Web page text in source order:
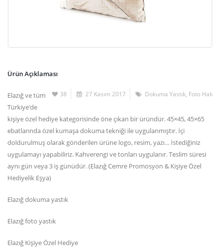
Ürün Açıklaması
38 27 Kasım 2017 Dokuma Yastık Foto Halı
Elazığ ve tüm
Türkiye’de
kişiye özel hediye kategorisinde öne çıkan bir üründür. 45×45, 45×65
ebatlarında özel kumaşa dokuma tekniği ile uygulanmıştır. İçi
doldurulmuş olarak gönderilen ürüne logo, resim, yazı… İstediğiniz
uygulamayı yapabiliriz. Kahverengi ve tonları uygulanır. Teslim süresi
aynı gün veya 3 iş günüdür. (Elazığ Cemre Promosyon & Kişiye Özel
Hediyelik Eşya)
Elazığ dokuma yastık
Elazığ foto yastık
Elazığ Kişiye Özel Hediye